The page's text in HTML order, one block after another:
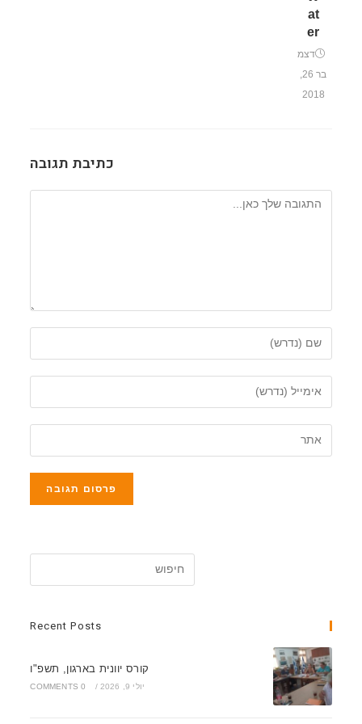
at
er
דצמ
בר 26,
2018
כתיבת תגובה
Recent Posts
קורס יוונית בארגון, תשפ"ו
יולי 9, 2026 /
0 COMMENTS